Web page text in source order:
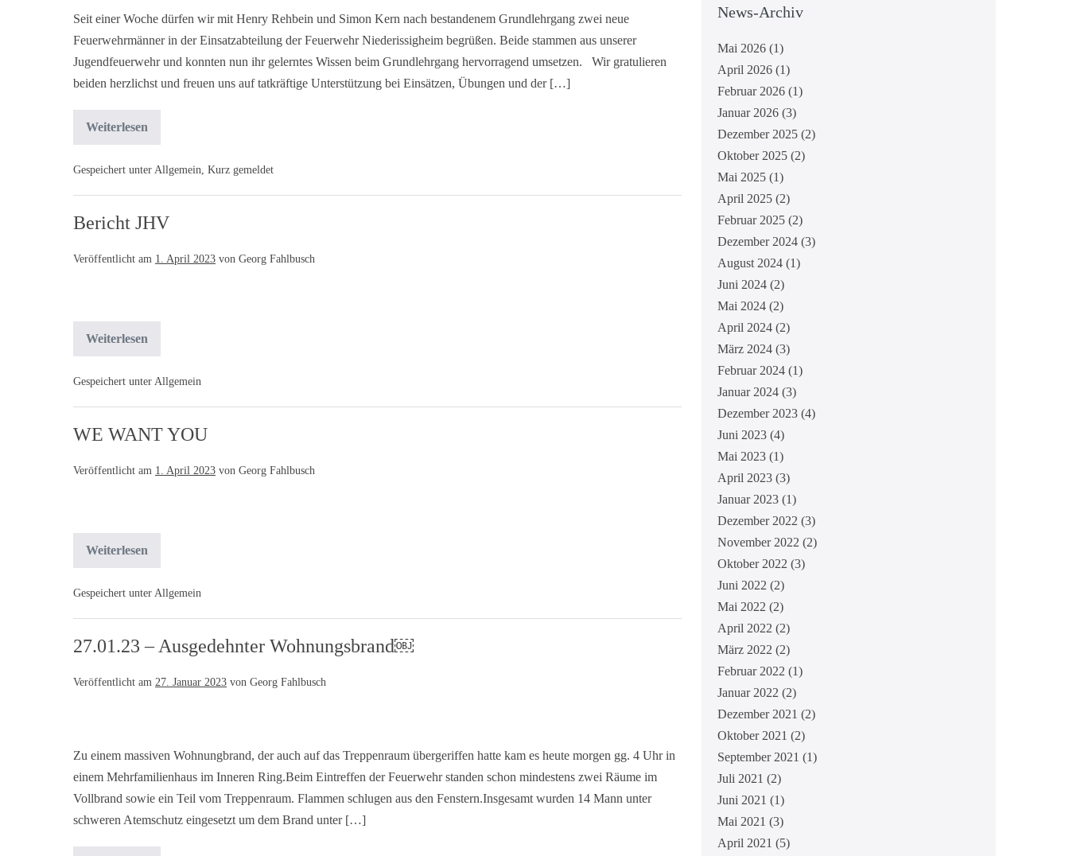
Seit einer Woche dürfen wir mit Henry Rehbein und Simon Kern nach bestandenem Grundlehrgang zwei neue
Feuerwehrmänner in der Einsatzabteilung der Feuerwehr Niederissigheim begrüßen. Beide stammen aus unserer
Jugendfeuerwehr und konnten nun ihr gelerntes Wissen beim Grundlehrgang hervorragend umsetzen. Wir gratulieren
beiden herzlichst und freuen uns auf tatkräftige Unterstützung bei Einsätzen, Übungen und der […]
Weiterlesen
Gespeichert unter Allgemein, Kurz gemeldet
Bericht JHV
Veröffentlicht am 1. April 2023 von Georg Fahlbusch
Weiterlesen
Gespeichert unter Allgemein
WE WANT YOU
Veröffentlicht am 1. April 2023 von Georg Fahlbusch
Weiterlesen
Gespeichert unter Allgemein
27.01.23 – Ausgedehnter Wohnungsbrand￼
Veröffentlicht am 27. Januar 2023 von Georg Fahlbusch
Zu einem massiven Wohnungbrand, der auch auf das Treppenraum übergeriffen hatte kam es heute morgen gg. 4 Uhr in
einem Mehrfamilienhaus im Inneren Ring.Beim Eintreffen der Feuerwehr standen schon mindestens zwei Räume im
Vollbrand sowie ein Teil vom Treppenraum. Flammen schlugen aus den Fenstern.Insgesamt wurden 14 Mann unter
schweren Atemschutz eingesetzt um dem Brand unter […]
News-Archiv
Mai 2026(1)
April 2026(1)
Februar 2026(1)
Januar 2026(3)
Dezember 2025(2)
Oktober 2025(2)
Mai 2025(1)
April 2025(2)
Februar 2025(2)
Dezember 2024(3)
August 2024(1)
Juni 2024(2)
Mai 2024(2)
April 2024(2)
März 2024(3)
Februar 2024(1)
Januar 2024(3)
Dezember 2023(4)
Juni 2023(4)
Mai 2023(1)
April 2023(3)
Januar 2023(1)
Dezember 2022 (3)
November 2022 (2)
Oktober 2022 (3)
Juni 2022 (2)
Mai 2022 (2)
April 2022 (2)
März 2022 (2)
Februar 2022 (1)
Januar 2022 (2)
Dezember 2021 (2)
Oktober 2021 (2)
September 2021 (1)
Juli 2021 (2)
Juni 2021 (1)
Mai 2021 (3)
April 2021 (5)